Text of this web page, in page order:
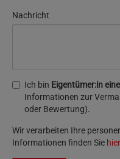
Nachricht
Ich bin Eigentümer:in
Informationen zur
oder Bewertung).
Wir verarbeiten Ihre
Informationen finden Sie hier